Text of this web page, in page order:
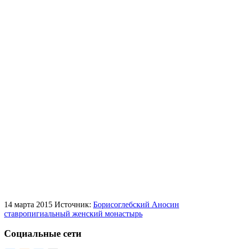
14 марта 2015 Источник: Борисоглебский Аносин
ставропигиальный женский монастырь
Социальные сети